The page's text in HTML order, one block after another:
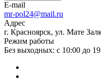
E-mail
mr-pol24@mail.ru
Адрес
г. Красноярск, ул. Мате
Режим работы
Без выходных: с 10:00 до